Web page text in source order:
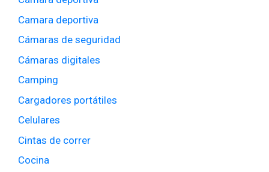
Camara deportiva
Cámaras de seguridad
Cámaras digitales
Camping
Cargadores portátiles
Celulares
Cintas de correr
Cocina